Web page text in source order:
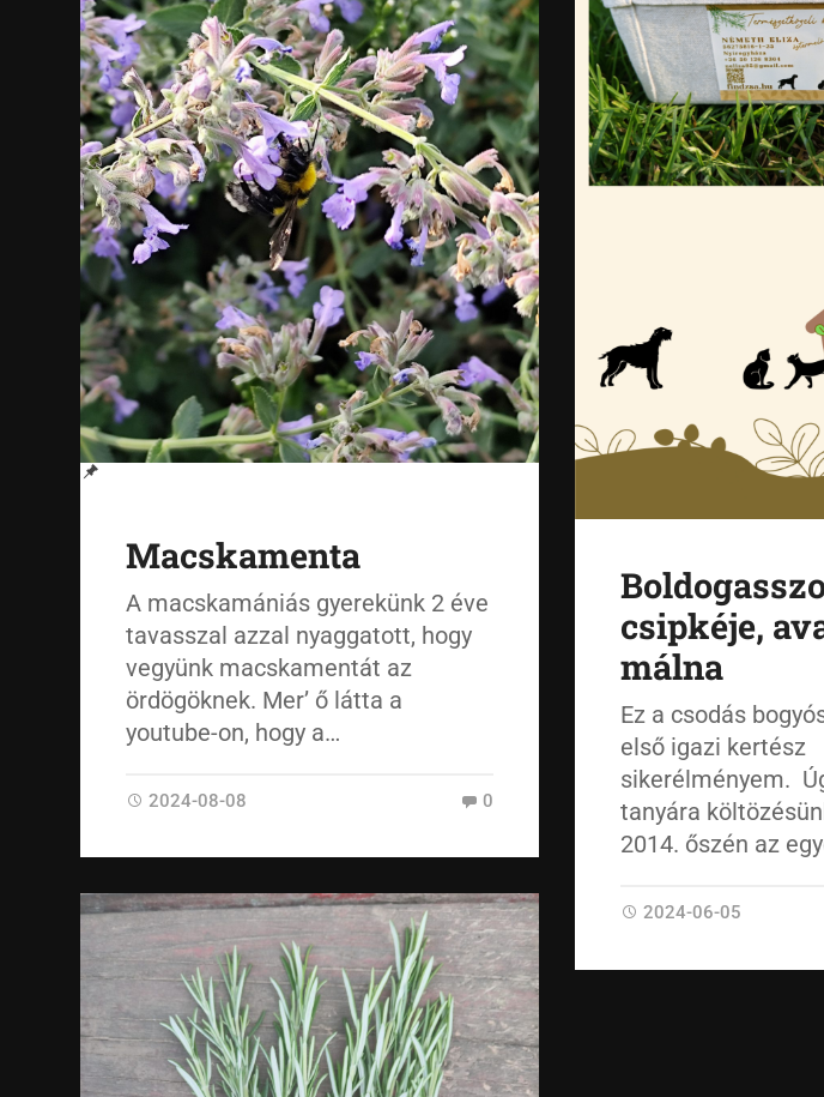
Macskamenta
A macskamániás gyerekünk 2 éve
tavasszal azzal nyaggatott, hogy
vegyünk macskamentát az
ördögöknek. Mer’ ő látta a
youtube-on, hogy a…
2024-08-08 0
csipkéje,
málna
Ez a csodás
első igazi kertész
sikerélményem.
tanyára
2014. őszén az
2024-06-05